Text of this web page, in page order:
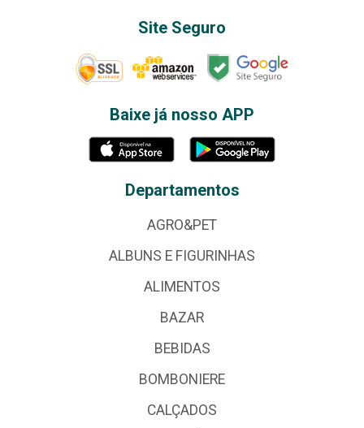
Site Seguro
Baixe já nosso APP
Departamentos
AGRO&PET
ALBUNS E FIGURINHAS
ALIMENTOS
BAZAR
BEBIDAS
BOMBONIERE
CALÇADOS